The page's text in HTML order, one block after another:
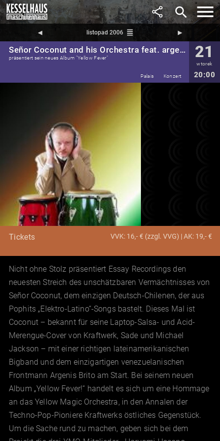
search
◀︎ listopad 2006 reorder ▶︎
Señor Coconut and his Orchestra feat. argenis brito, supp. OMFO
präsentiert sein neues Album "Yellow Fever" 21
wtorek
20:00
Palais Konzert
Tickets VVK: 16,- € (zzgl. VVG) | AK: 19,- €
Nicht ohne Stolz präsentiert Essay Recordings den
neuesten Streich des unschätzbaren Vermächtnisses von
Señor Coconut, dem einzigen Deutsch-Chilenen, der aus
Pophits „Elektro-Latino“-Songs bastelt. Dieses Mal ist
Coconut – bekannt für seine Laptop-Salsa- und Acid-
Merengue-Cover von Kraftwerk, Sade und Michael
Jackson – mit einer richtigen lateinamerikanischen
Bigband und dem einzigartigen venezuelanischen
Frontmann Argenis Brito am Start. Bei seinem neuen
Album „Yellow Fever!“ handelt es sich um eine Hommage
an das Yellow Magic Orchestra, in den Annalen der
Techno-Pop-Pioniere Kraftwerks östliches Gegenstück.
Um die Sache rund zu machen, geben sich bei dem